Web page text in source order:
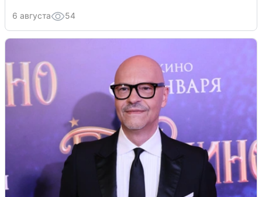
6 августа 54